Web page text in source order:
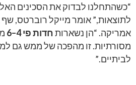
“כשהתחלנו לבדוק את הסכינים
לתוצאות,” אומר מייקל רוברטס, שף
אמריקה. “הן נשארותחדות פי 4–6
מסורתיות. זו מהפכה של ממש גם
לביתיים.”